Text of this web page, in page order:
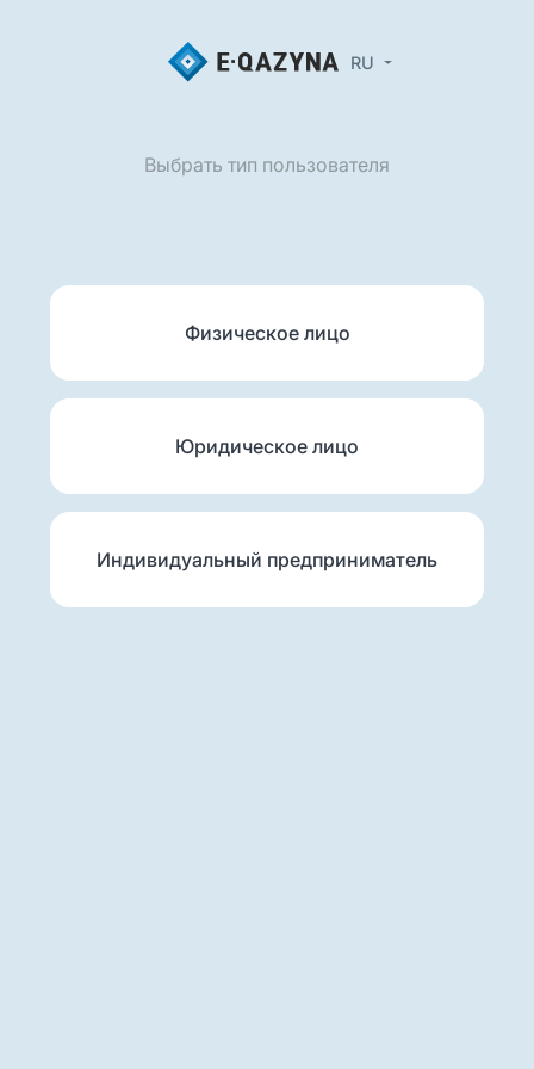
RU
Выбрать тип пользователя
Физическое лицо
Юридическое лицо
Индивидуальный предприниматель